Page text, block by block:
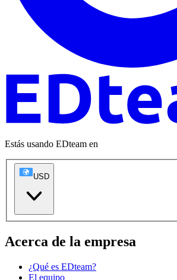
Estás usando EDteam en
USD
Acerca de la empresa
¿Qué es EDteam?
El equipo